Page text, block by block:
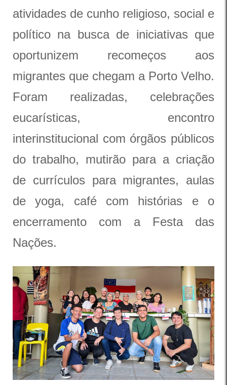
atividades de cunho religioso, social e
político na busca de iniciativas que
oportunizem recomeços aos
migrantes que chegam a Porto Velho.
Foram realizadas, celebrações
eucarísticas, encontro
interinstitucional com órgãos públicos
do trabalho, mutirão para a criação
de currículos para migrantes, aulas
de yoga, café com histórias e o
encerramento com a Festa das
Nações.